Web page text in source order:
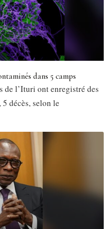
dans 5 camps
de l’Ituri ont enregistré des
décès, selon le